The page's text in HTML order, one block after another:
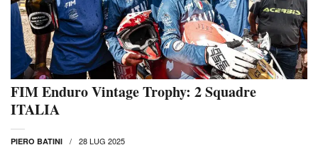
FIM Enduro Vintage Trophy: 2 Squadre
ITALIA
PIERO BATINI 28 LUG 2025